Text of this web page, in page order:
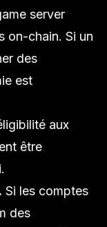
server
on-chain. Si un
des
est
aux
être
Si les comptes
des